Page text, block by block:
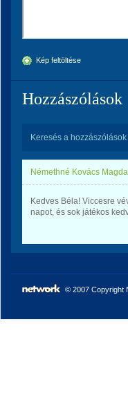
Kép feltöltése
Hozzászólások
Keresés a hozzászólások
Némethné Kovács Magda
Kedves Béla! Viccesre
napot, és sok játékos
© 2007 Copyright